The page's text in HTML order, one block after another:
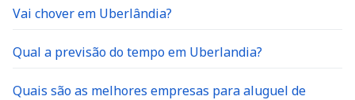
Vai chover em Uberlândia?
Qual a previsão do tempo em Uberlandia?
Quais são as melhores empresas para aluguel de